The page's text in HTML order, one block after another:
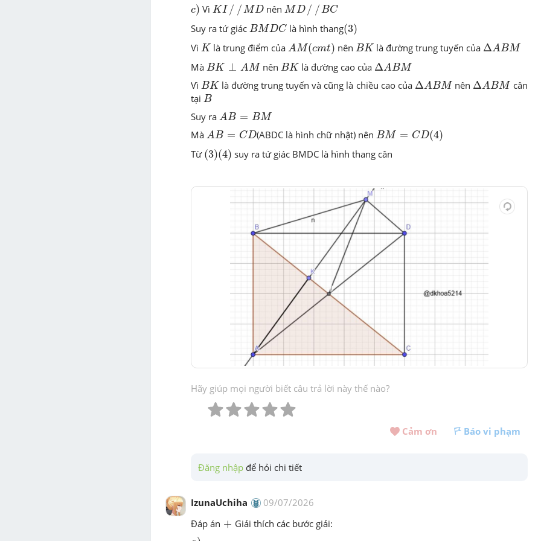
c)
c) Vì KI / /MD
KI// MD nên MD / /BC
MD/ /BC
Suy ra tứ giác BMDC
BMDC là hình thang(3)
(3)
Vì K
K là trung điểm của AM(cmt)
AM(cmt) nên BK
BK là đường trung tuyến của ΔABM
ΔABM
Mà BK ⊥ AM
BK⊥ A M nên BK
BK là đường cao của ΔABM
ΔABM
Vì BK
BK là đường trung tuyến và cũng là chiều cao của ΔABM
ΔABM nên ΔABM
ΔABM
cân
tại B
B
Suy ra AB = BM
A B= BM
Mà AB = CD
A B= CD (ABDC là hình chữ nhật) nên BM = CD(4)
BM= CD(4)
Từ (3)(4)
(3)(4) suy ra tứ giác BMDC là hình thang cân
Hãy giúp mọi người biết câu trả lời này thế nào?
Cảm ơn Báo vi phạm
Đăng nhập để hỏi chi tiết
IzunaUchiha
09/07/2026
Đáp án +
+ Giải thích các bước giải:
a)